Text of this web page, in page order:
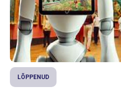
LÕPPENUD